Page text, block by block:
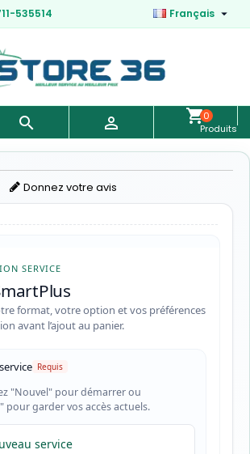
535514 Français 
 
0
Produits
-
0,00 €
Donnez votre avis
SERVICE
format, votre option et vos préférences
avant l’ajout au panier.
"Nouvel" pour démarrer ou
pour garder vos accès actuels.
service